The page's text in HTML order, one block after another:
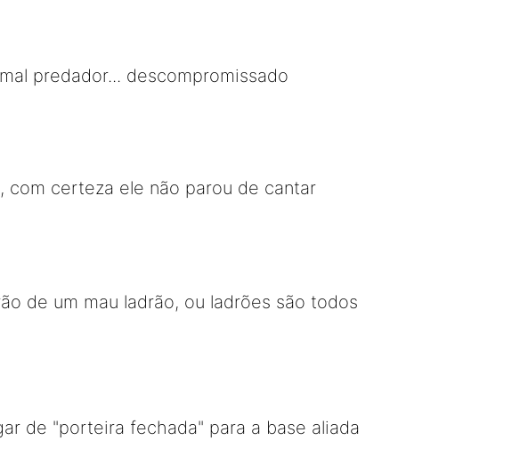
predador... descompromissado
certeza ele não parou de cantar
de um mau ladrão, ou ladrões são todos
de "porteira fechada" para a base aliada